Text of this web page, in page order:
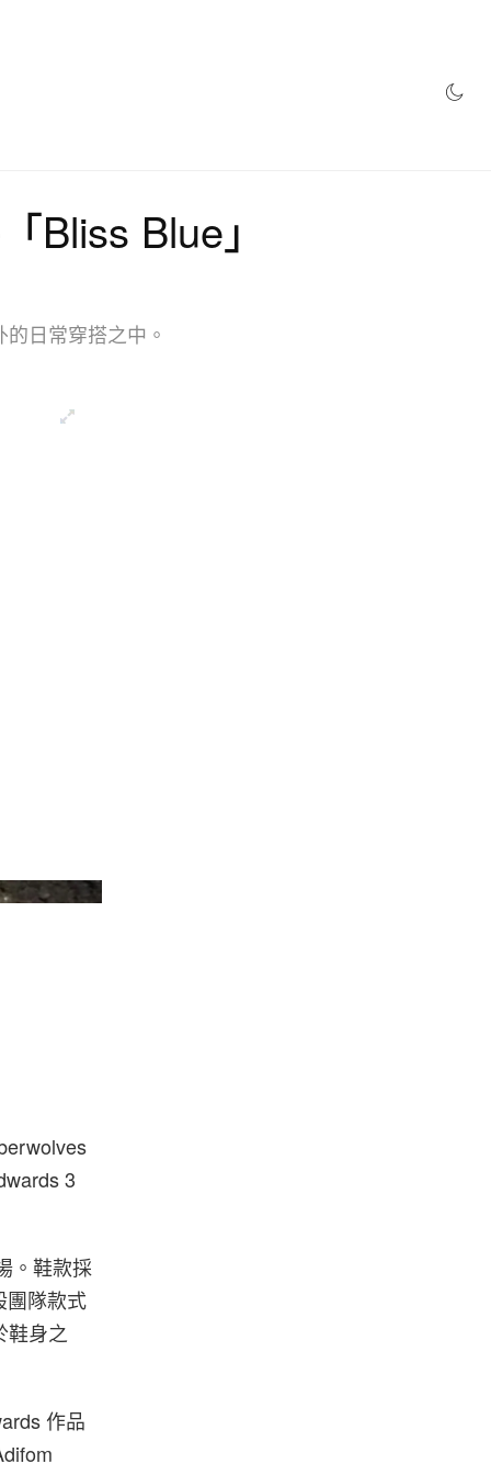
Bliss Blue」
日常穿搭之中。
3
。鞋款採
團隊款式
鞋身之
作品